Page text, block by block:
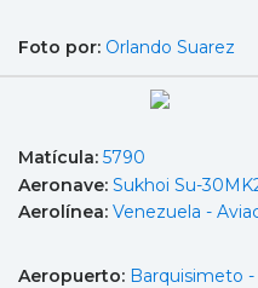
Foto por: Orlando Suarez
Matícula: 5790
Aeronave: Sukhoi Su-
Aerolínea: Venezuela -
Aeropuerto: Barquisimeto